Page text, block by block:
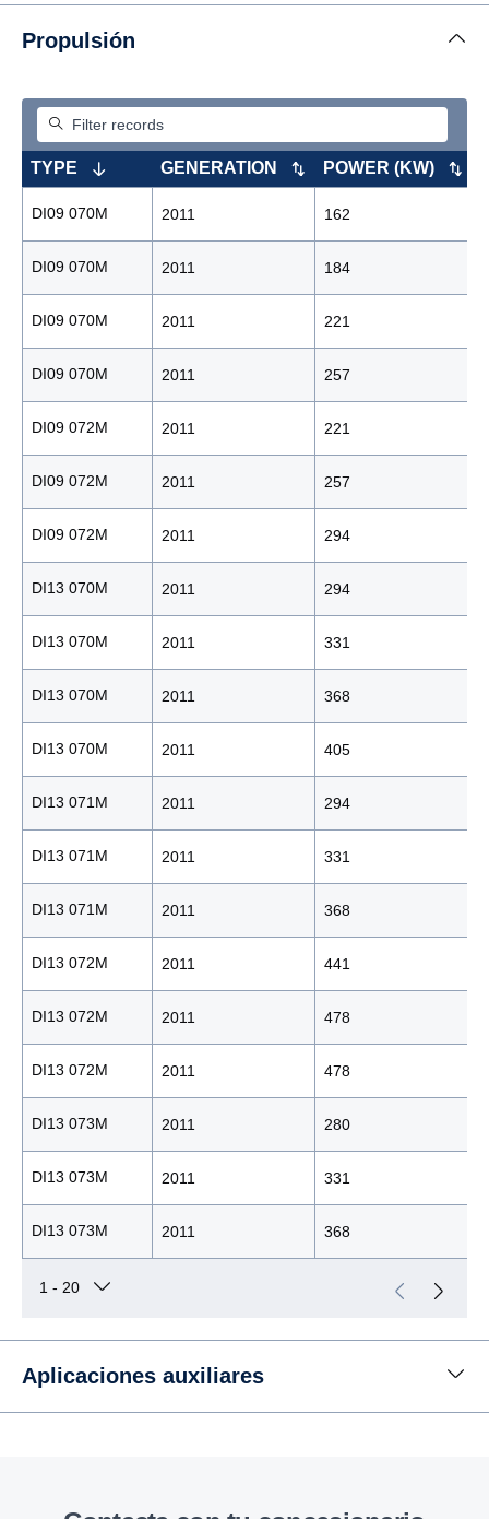
Propulsión
TYPE GENERATION POWER (KW)
DI09 070M 2011 162
DI09 070M 2011 184
DI09 070M 2011 221
DI09 070M 2011 257
DI09 072M 2011 221
DI09 072M 2011 257
DI09 072M 2011 294
DI13 070M 2011 294
DI13 070M 2011 331
DI13 070M 2011 368
DI13 070M 2011 405
DI13 071M 2011 294
DI13 071M 2011 331
DI13 071M 2011 368
DI13 072M 2011 441
DI13 072M 2011 478
DI13 072M 2011 478
DI13 073M 2011 280
DI13 073M 2011 331
DI13 073M 2011 368
Aplicaciones auxiliares